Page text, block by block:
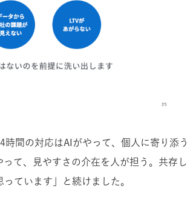
時間の対応はAIがやって、個人に寄り添う
て、見やすさの介在を人が担う。共存し
ています」と続けました。